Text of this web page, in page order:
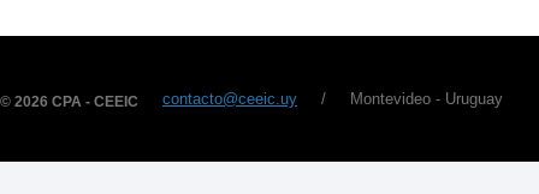
© 2026 CPA - CEEIC contacto@ceeic.uy / Montevideo - Uruguay